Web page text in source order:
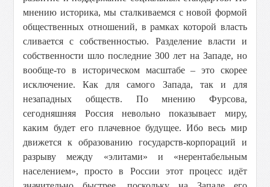
мнению историка, мы сталкиваемся с новой формой
общественных отношений, в рамках которой власть
сливается с собственностью. Разделение власти и
собственности шло последние 300 лет на Западе, но
вообще-то в историческом масштабе – это скорее
исключение. Как для самого Запада, так и для
незападных обществ. По мнению Фурсова,
сегодняшняя Россия невольно показывает миру,
каким будет его плачевное будущее. Ибо весь мир
движется к образованию государств-корпораций и
разрыву между «элитами» и «нерентабельным
населением», просто в России этот процесс идёт